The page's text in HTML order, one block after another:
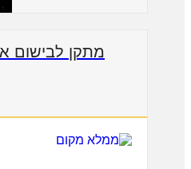
מתקן לבישום